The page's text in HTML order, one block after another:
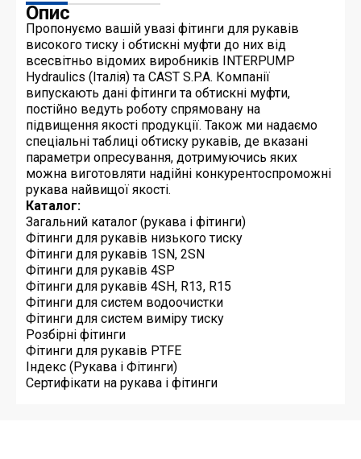
Опис
Пропонуємо вашій увазі фітинги для рукавів
високого тиску і обтискні муфти до них від
всесвітньо відомих виробників INTERPUMP
Hydraulics (Італія) та CAST S.P.A. Компанії
випускають дані фітинги та обтискні муфти,
постійно ведуть роботу спрямовану на
підвищення якості продукції. Також ми надаємо
спеціальні таблиці обтиску рукавів, де вказані
параметри опресування, дотримуючись яких
можна виготовляти надійні конкурентоспроможні
рукава найвищої якості.
Каталог:
Загальний каталог (рукава і фітинги)
Фітинги для рукавів низького тиску
Фітинги для рукавів 1SN, 2SN
Фітинги для рукавів 4SP
Фітинги для рукавів 4SH, R13, R15
Фітинги для систем водоочистки
Фітинги для систем виміру тиску
Розбірні фітинги
Фітинги для рукавів PTFE
Індекс (Рукава і Фітинги)
Сертифікати на рукава і фітинги